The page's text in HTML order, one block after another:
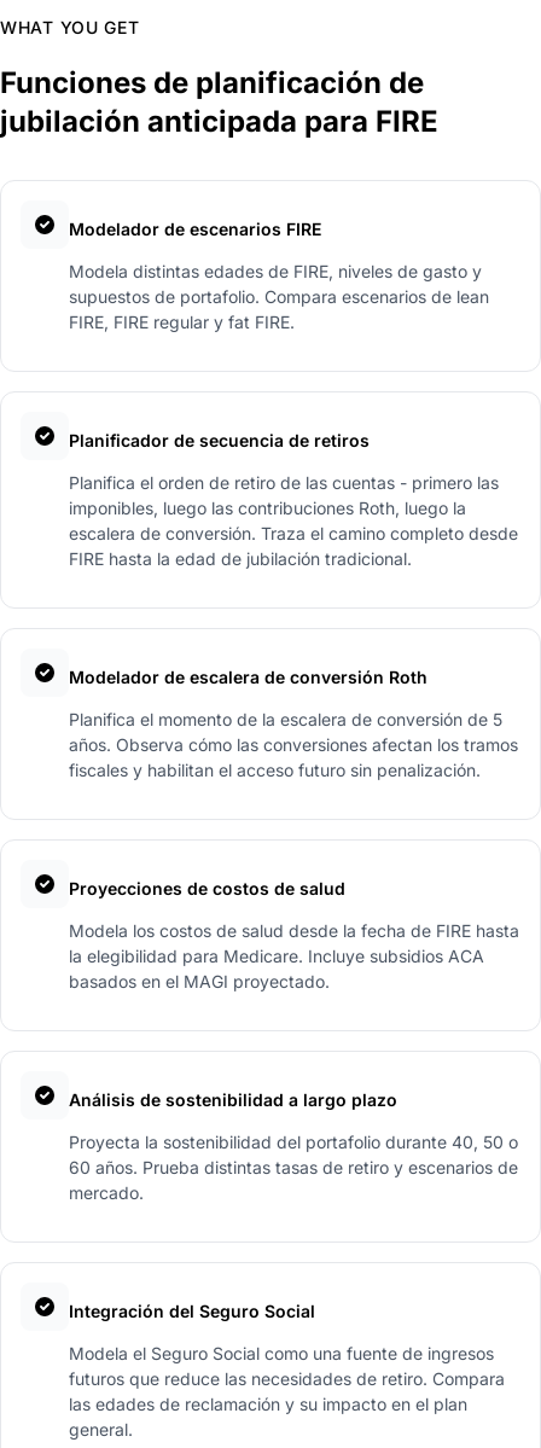
WHAT YOU GET
Funciones de planificación de
jubilación anticipada para FIRE
Modelador de escenarios FIRE
Modela distintas edades de FIRE, niveles de gasto y
supuestos de portafolio. Compara escenarios de lean
FIRE, FIRE regular y fat FIRE.
Planificador de secuencia de retiros
Planifica el orden de retiro de las cuentas - primero las
imponibles, luego las contribuciones Roth, luego la
escalera de conversión. Traza el camino completo desde
FIRE hasta la edad de jubilación tradicional.
Modelador de escalera de conversión Roth
Planifica el momento de la escalera de conversión de 5
años. Observa cómo las conversiones afectan los tramos
fiscales y habilitan el acceso futuro sin penalización.
Proyecciones de costos de salud
Modela los costos de salud desde la fecha de FIRE hasta
la elegibilidad para Medicare. Incluye subsidios ACA
basados en el MAGI proyectado.
Análisis de sostenibilidad a largo plazo
Proyecta la sostenibilidad del portafolio durante 40, 50 o
60 años. Prueba distintas tasas de retiro y escenarios de
mercado.
Integración del Seguro Social
Modela el Seguro Social como una fuente de ingresos
futuros que reduce las necesidades de retiro. Compara
las edades de reclamación y su impacto en el plan
general.